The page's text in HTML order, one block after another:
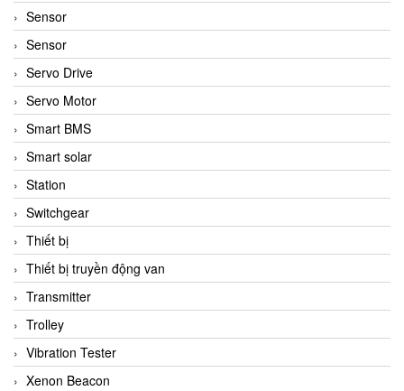
Sensor
Sensor
Servo Drive
Servo Motor
Smart BMS
Smart solar
Station
Switchgear
Thiết bị
Thiết bị truyền động van
Transmitter
Trolley
Vibration Tester
Xenon Beacon